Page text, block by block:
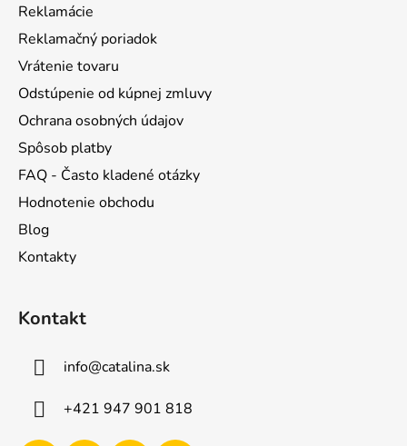
Reklamácie
Reklamačný poriadok
Vrátenie tovaru
Odstúpenie od kúpnej zmluvy
Ochrana osobných údajov
Spôsob platby
FAQ - Často kladené otázky
Hodnotenie obchodu
Blog
Kontakty
Kontakt
info@catalina.sk
+421 947 901 818